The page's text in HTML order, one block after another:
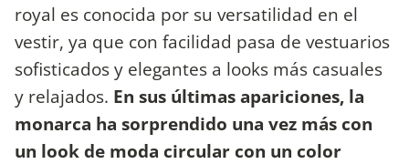
royal es conocida por su versatilidad en el
vestir, ya que con facilidad pasa de vestuarios
sofisticados y elegantes a looks más casuales
y relajados. En sus últimas apariciones, la
monarca ha sorprendido una vez más con
un look de moda circular con un color